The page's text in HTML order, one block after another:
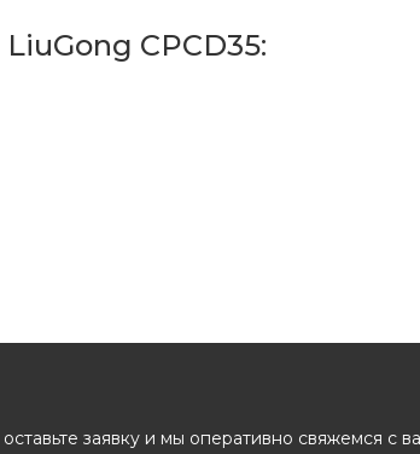
CPCD35:
заявку и мы оперативно свяжемся с